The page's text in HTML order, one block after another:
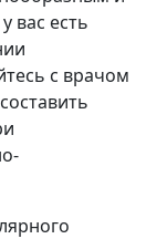
вас есть
с врачом